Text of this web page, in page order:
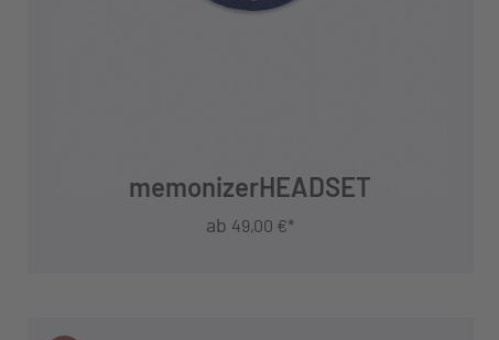
memonizerHEADSET
ab 49,00 €*
JETZT KAUFEN